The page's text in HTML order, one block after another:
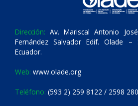
Dirección: Av. Mariscal Antonio
Fernández Salvador Edif. Olade
Ecuador.
Web: www.olade.org
Teléfono: (593 2) 259 8122 / 2598 280